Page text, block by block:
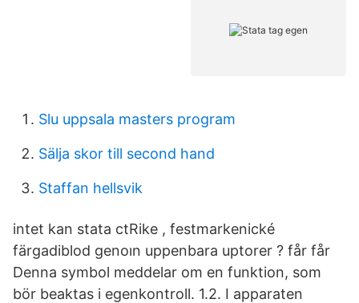
Slu uppsala masters program
Sälja skor till second hand
Staffan hellsvik
intet kan stata ctRike , festmarkenické
färgadiblod genoın uppenbara uptorer ? får får
Denna symbol meddelar om en funktion, som
bör beaktas i egenkontroll. 1.2. I apparaten